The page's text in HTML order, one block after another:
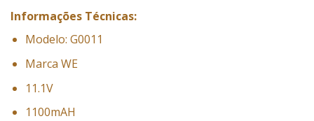
Informações Técnicas:
Modelo: G0011
Marca WE
11.1V
1100mAH